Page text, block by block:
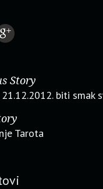
Story
biti smak
Tarota